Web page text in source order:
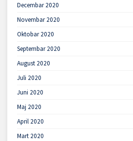
Decembar 2020
Novembar 2020
Oktobar 2020
Septembar 2020
August 2020
Juli 2020
Juni 2020
Maj 2020
April 2020
Mart 2020